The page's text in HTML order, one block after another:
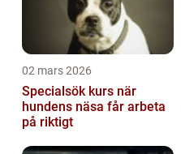
02 mars 2026
Specialsök kurs när
hundens näsa får arbeta
på riktigt